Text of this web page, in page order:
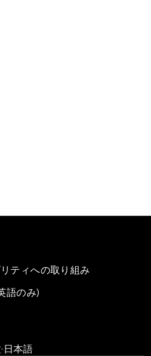
ティへの取り組み
語のみ)
▪ 日本語